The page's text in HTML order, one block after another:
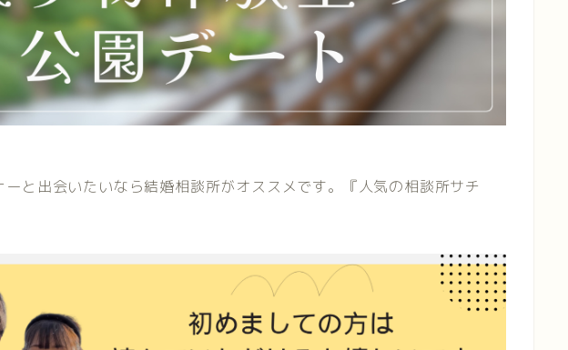
ーと出会いたいなら結婚相談所がオススメです。『人気の相談所サチ